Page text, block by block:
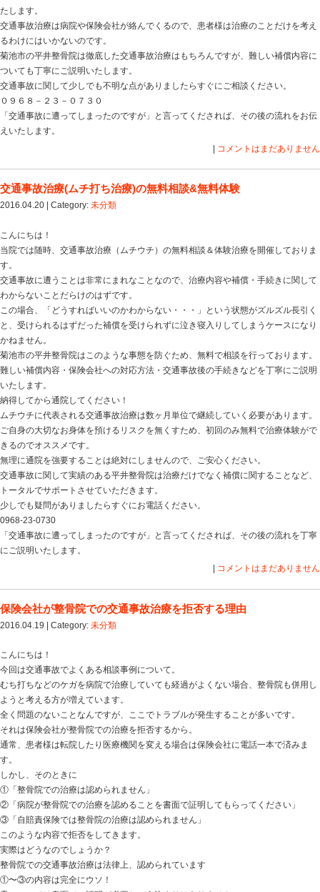
・整形外科で診断書の発行
・整骨院で治療
細かい手続きは他にもありますが、以上のことが交通事
ことです。
しかし、交通事故に遭うことは非常にまれで気が動転し
そのため手続きや流れについてどうしたらいいか？わか
ます。
それさえやっていただければどのタイミングで平井整骨
まいません。
も大丈夫です。
むしろ先に当院へ来ていただければ手続きやその後の流
たします。
交通事故治療は病院や保険会社が絡んでくるので、患者
るわけにはいかないのです。
菊池市の平井整骨院は徹底した交通事故治療はもちろん
ついても丁寧にご説明いたします。
交通事故に関して少しでも不明な点がありましたらすぐ
０９６８－２３－０７３０
「交通事故に遭ってしまったのですが」と言ってくださ
えいたします。
交通事故治療(ムチ打ち治療)の無料相談&無
こんにちは！
す。
交通事故に遭うことは非常にまれなことなので、治療内
わからないことだらけのはずです。
この場合、「どうすればいいのかわからない・・・」と
と、受けられるはずだった補償を受けられずに泣き寝入
かねません。
菊池市の平井整骨院はこのような事態を防ぐため、無料
難しい補償内容・保険会社への対応方法・交通事故後の
いたします。
納得してから通院してください！
ムチウチに代表される交通事故治療は数ヶ月単位で継続